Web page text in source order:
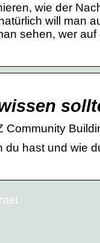
wie der
will man
sehen, wer auf
Community
du hast und wie